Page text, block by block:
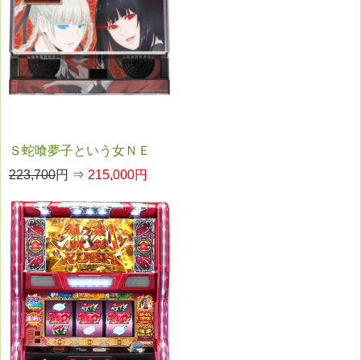
Ｓ蛇喰夢子という女ＮＥ
223,700円 ⇒ 215,000円